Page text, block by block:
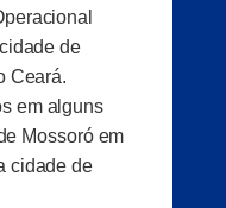
de
Ceará.
em alguns
Mossoró em
cidade de